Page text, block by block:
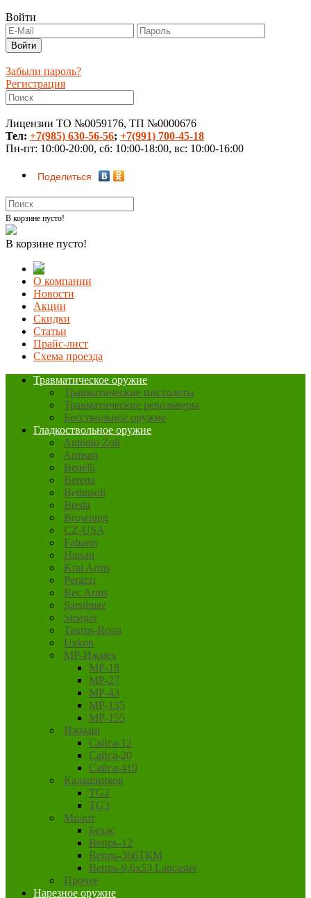
Войти
Забыли пароль?
Регистрация
Лицензии ТО №0059176, ТП №0000676
Тел: +7(985) 630-56-56; +7(991) 700-45-18
Пн-пт: 10:00-20:00, сб: 10:00-18:00, вс: 10:00-16:00
Поделиться
В корзине пусто!
В корзине пусто!
О компании
Новости
Акции
Скидки
Статьи
Прайс-лист
Схема проезда
Травматическое оружие
Травматические пистолеты
Травматические револьверы
Бесствольное оружие
Гладкоствольное оружие
Antonio Zoli
Armsan
Benelli
Beretta
Bettinsoli
Breda
Browning
CZ-USA
Fabarm
Hatsan
Kral Arms
Perazzi
Rec Arms
Sarsilmaz
Stoeger
Taurus-Rossi
Uzkon
MP-Ижмех
MP-18
MP-27
MP-43
MP-135
MP-155
Ижмаш
Сайга-12
Сайга-20
Сайга-410
Калашников
TG2
TG3
Молот
Бекас
Вепрь-12
Вепрь-366ТКМ
Вепрь-9,6х53 Lancaster
Прочее
Нарезное оружие